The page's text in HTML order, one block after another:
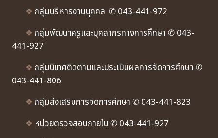
❖ กลุ่มบริหารงานบุคคล ✆ 043-441-972
❖ กลุ่มพัฒนาครูและบุคลากรทางการศึกษา ✆ 043-
441-927
❖ กลุ่มนิเทศติดตามและประเมินผลการจัดการศึกษา ✆
043-441-806
❖ กลุ่มส่งเสริมการจัดการศึกษา ✆ 043-441-823
❖ หน่วยตรวจสอบภายใน ✆ 043-441-927